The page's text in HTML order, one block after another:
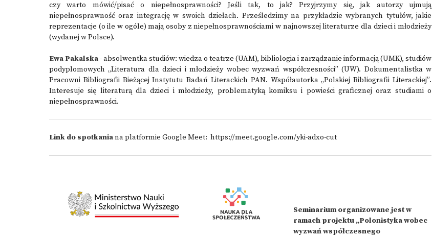
czy warto mówić/pisać o niepełnosprawności? Jeśli tak, to jak? Przyjrzymy się, jak autorzy ujmują
niepełnosprawność oraz integrację w swoich dziełach. Prześledzimy na przykładzie wybranych tytułów, jakie
reprezentacje (o ile w ogóle) mają osoby z niepełnosprawnościami w najnowszej literaturze dla dzieci i młodzieży
(wydanej w Polsce).
Ewa Pakalska- absolwentka studiów: wiedza o teatrze (UAM), bibliologia i zarządzanie informacją (UMK), studiów
podyplomowych „Literatura dla dzieci i młodzieży wobec wyzwań współczesności” (UW). Dokumentalistka w
Pracowni Bibliografii Bieżącej Instytutu Badań Literackich PAN. Współautorka „Polskiej Bibliografii Literackiej”.
Interesuje się literaturą dla dzieci i młodzieży, problematyką komiksu i powieści graficznej oraz studiami o
niepełnosprawności.
Link do spotkaniana platformie Google Meet: https://meet.google.com/yki-adxo-cut
Seminarium organizowane jest w
ramach projektu „Polonistyka wobec
wyzwań współczesnego